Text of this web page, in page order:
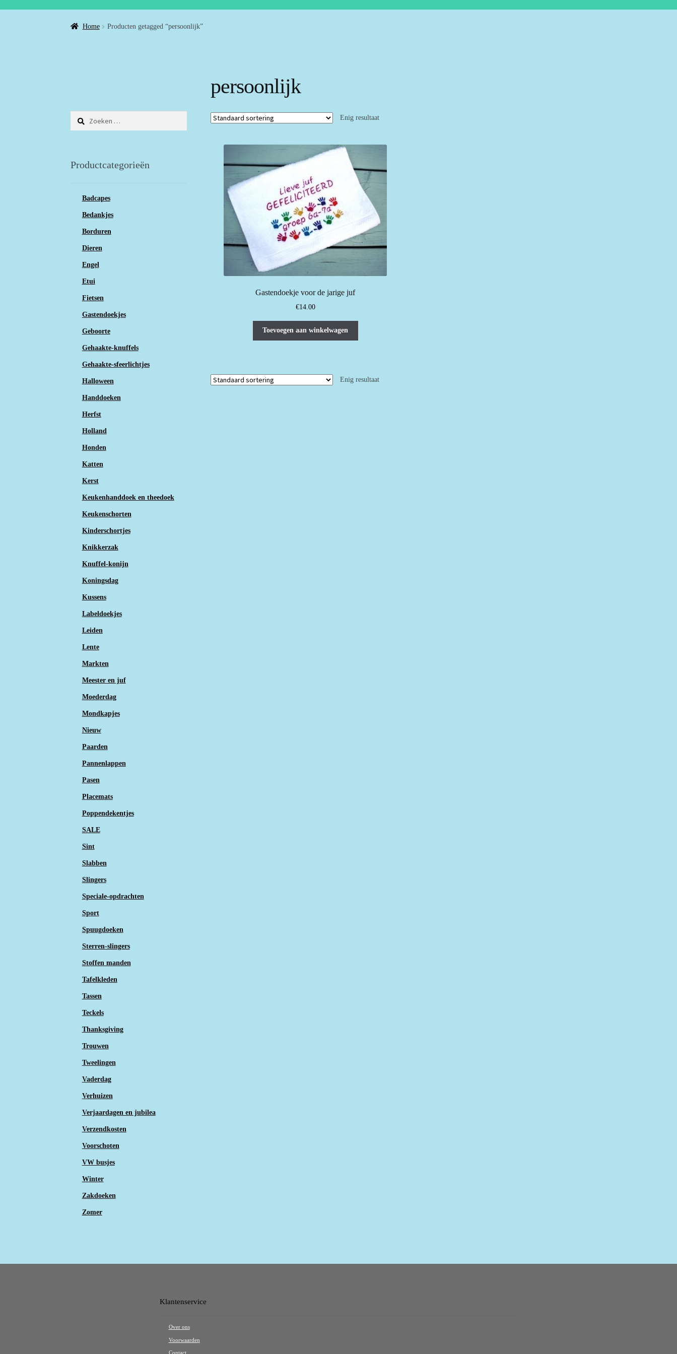
Home Producten getagged “persoonlijk”
persoonlijk
Enig resultaat
Gastendoekje voor de jarige juf
€14.00
Toevoegen aan winkelwagen
Enig resultaat
naar:
Productcategorieën
Badcapes
Bedankjes
Borduren
Dieren
Engel
Etui
Fietsen
Gastendoekjes
Geboorte
Gehaakte-knuffels
Gehaakte-sfeerlichtjes
Halloween
Handdoeken
Herfst
Holland
Honden
Katten
Kerst
Keukenhanddoek en theedoek
Keukenschorten
Kinderschortjes
Knikkerzak
Knuffel-konijn
Koningsdag
Kussens
Labeldoekjes
Leiden
Lente
Markten
Meester en juf
Moederdag
Mondkapjes
Nieuw
Paarden
Pannenlappen
Pasen
Placemats
Poppendekentjes
SALE
Sint
Slabben
Slingers
Speciale-opdrachten
Sport
Spuugdoeken
Sterren-slingers
Stoffen manden
Tafelkleden
Tassen
Teckels
Thanksgiving
Trouwen
Tweelingen
Vaderdag
Verhuizen
Verjaardagen en jubilea
Verzendkosten
Voorschoten
VW busjes
Winter
Zakdoeken
Zomer
Klantenservice
Over ons
Voorwaarden